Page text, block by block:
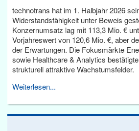
technotrans hat im 1. Halbjahr 2026
Widerstandsfähigkeit unter Beweis
Konzernumsatz lag mit 113,3 Mio. €
Vorjahreswert von 120,6 Mio. €, aber
der Erwartungen. Die Fokusmärkte
sowie Healthcare & Analytics
strukturell attraktive Wachstumsfelder.
Weiterlesen...